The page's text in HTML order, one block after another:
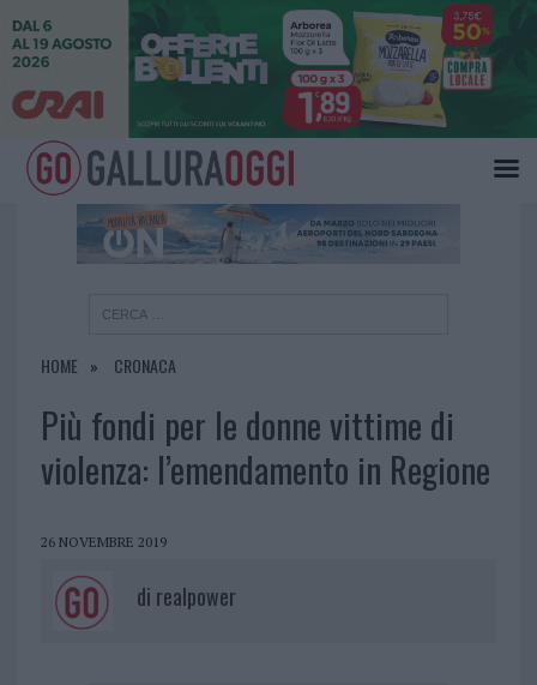
HOME CRONACA
Più fondi per le donne vittime di
violenza: l’emendamento in Regione
26 NOVEMBRE 2019
di realpower
×